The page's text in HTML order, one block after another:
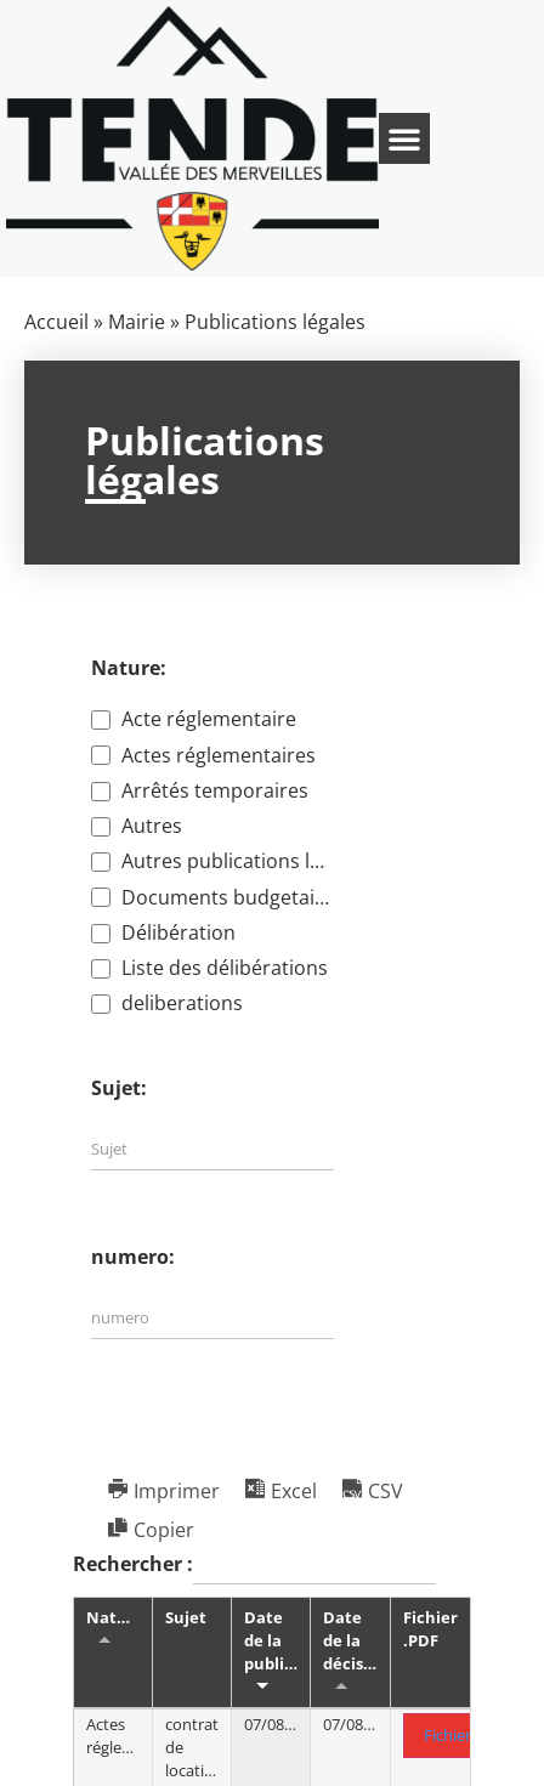
Accueil » Mairie» Publications légales
Publications
légales
Nature:
Acte réglementaire
Actes réglementaires
Arrêtés temporaires
Autres
Autres publications légales
Documents budgetaires et financiers
Délibération
Liste des délibérations
deliberations
Sujet:
numero:
Imprimer Excel
CSV
Copier
Rechercher :
Nature Sujet
Date
de la
publication
Date
de la
décision
Fichier
.PDF
Actes
réglementaires
contrat
de
location
07/08/2026 07/08/2026 Fichier .PDF